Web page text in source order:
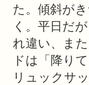
た。傾斜が
く。平日だ
れ違い、ま
ドは「降り
リュックサ